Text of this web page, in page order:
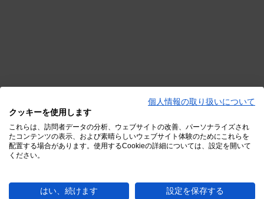
大阪オフィス
個人情報の取り扱いについて
クッキーを使用します
これらは、訪問者データの分析、ウェブサイトの改善、パーソナライズされ
たコンテンツの表示、および素晴らしいウェブサイト体験のためにこれらを
配置する場合があります。使用するCookieの詳細については、設定を開いて
ください。
はい、続けます 設定を保存する